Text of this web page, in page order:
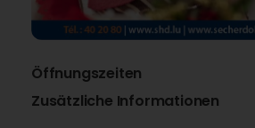
Öffnungszeiten
Zusätzliche Informationen